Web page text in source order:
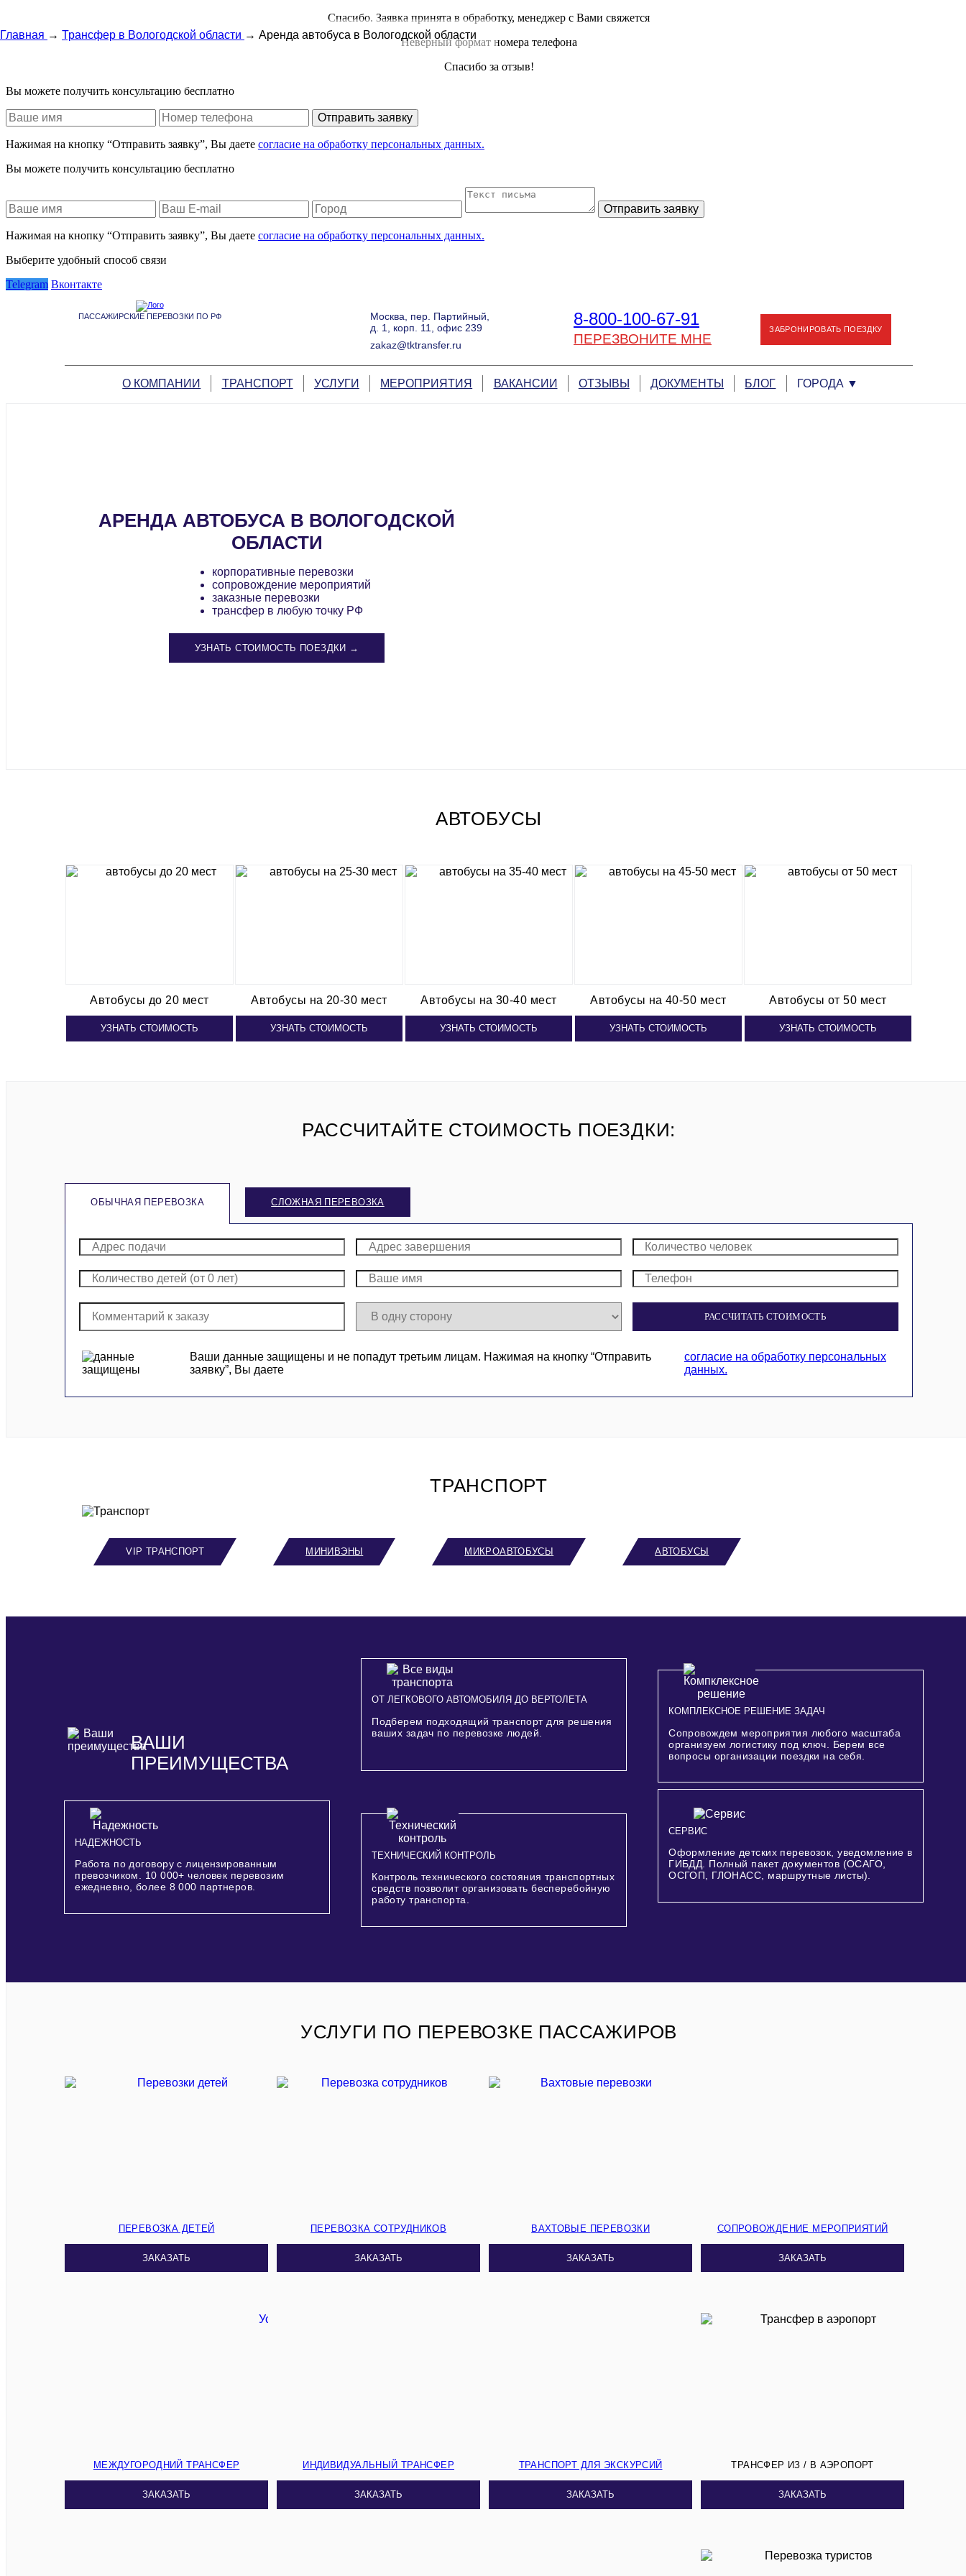
Спасибо. Заявка принята в обработку, менеджер с Вами свяжется
Неверный формат номера телефона
Спасибо за отзыв!
Вы можете получить консультацию бесплатно
Отправить заявку
Нажимая на кнопку “Отправить заявку”, Вы даете согласие на обработку персональных данных.
Вы можете получить консультацию бесплатно
Отправить заявку
Нажимая на кнопку “Отправить заявку”, Вы даете согласие на обработку персональных данных.
Выберите удобный способ связи
Telegram Вконтакте
ПАССАЖИРСКИЕ ПЕРЕВОЗКИ ПО РФ
ЗАБРОНИРОВАТЬ ПОЕЗДКУ
8-800-100-67-91
ПЕРЕЗВОНИТЕ МНЕ
Москва, пер. Партийный,
д. 1, корп. 11, офис 239
zakaz@tktransfer.ru
О КОМПАНИИ ТРАНСПОРТ УСЛУГИ МЕРОПРИЯТИЯ ВАКАНСИИ ОТЗЫВЫ ДОКУМЕНТЫ БЛОГ ГОРОДА ▼
Главная → Трансфер в Вологодской области → Аренда автобуса в Вологодской области
АРЕНДА АВТОБУСА В ВОЛОГОДСКОЙ
ОБЛАСТИ
корпоративные перевозки
сопровождение мероприятий
заказные перевозки
трансфер в любую точку РФ
УЗНАТЬ СТОИМОСТЬ ПОЕЗДКИ →
АВТОБУСЫ
Автобусы до 20 мест
УЗНАТЬ СТОИМОСТЬ
Автобусы на 20-30 мест
УЗНАТЬ СТОИМОСТЬ
Автобусы на 30-40 мест
УЗНАТЬ СТОИМОСТЬ
Автобусы на 40-50 мест
УЗНАТЬ СТОИМОСТЬ
Автобусы от 50 мест
УЗНАТЬ СТОИМОСТЬ
РАССЧИТАЙТЕ СТОИМОСТЬ ПОЕЗДКИ:
ОБЫЧНАЯ ПЕРЕВОЗКА СЛОЖНАЯ ПЕРЕВОЗКА
РАССЧИТАТЬ СТОИМОСТЬ
Ваши данные защищены и не попадут третьим лицам. Нажимая на кнопку “Отправить
заявку”, Вы даете
согласие на обработку персональных
данных.
ТРАНСПОРТ
VIP ТРАНСПОРТ МИНИВЭНЫ МИКРОАВТОБУСЫ АВТОБУСЫ
ВАШИ
ПРЕИМУЩЕСТВА
ОТ ЛЕГКОВОГО АВТОМОБИЛЯ ДО ВЕРТОЛЕТА
Подберем подходящий транспорт для решения
ваших задач по перевозке людей.
КОМПЛЕКСНОЕ РЕШЕНИЕ ЗАДАЧ
Сопровождем мероприятия любого масштаба
организуем логистику под ключ. Берем все
вопросы организации поездки на себя.
НАДЕЖНОСТЬ
Работа по договору с лицензированным
превозчиком. 10 000+ человек перевозим
ежедневно, более 8 000 партнеров.
ТЕХНИЧЕСКИЙ КОНТРОЛЬ
Контроль технического состояния транспортных
средств позволит организовать бесперебойную
работу транспорта.
СЕРВИС
Оформление детских перевозок, уведомление в
ГИБДД. Полный пакет документов (ОСАГО,
ОСГОП, ГЛОНАСС, маршрутные листы).
УСЛУГИ ПО ПЕРЕВОЗКЕ ПАССАЖИРОВ
ПЕРЕВОЗКА ДЕТЕЙ
ЗАКАЗАТЬ
ПЕРЕВОЗКА СОТРУДНИКОВ
ЗАКАЗАТЬ
ВАХТОВЫЕ ПЕРЕВОЗКИ
ЗАКАЗАТЬ
СОПРОВОЖДЕНИЕ МЕРОПРИЯТИЙ
ЗАКАЗАТЬ
МЕЖДУГОРОДНИЙ ТРАНСФЕР
ЗАКАЗАТЬ
ИНДИВИДУАЛЬНЫЙ ТРАНСФЕР
ЗАКАЗАТЬ
ТРАНСПОРТ ДЛЯ ЭКСКУРСИЙ
ЗАКАЗАТЬ
ТРАНСФЕР ИЗ / В АЭРОПОРТ
ЗАКАЗАТЬ